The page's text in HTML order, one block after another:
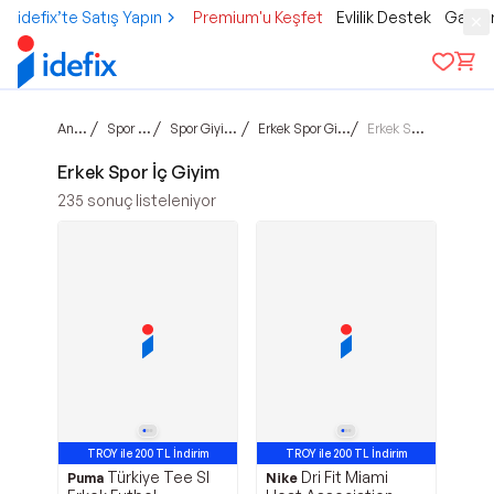
idefix’te Satış Yapın Premium'u Keşfet Evlilik Destek
Ana sayfa / Spor & Outdoor / Spor Giyim & Aksesuar / Erkek Spor Giyim & Aksesuar / Erkek Spor İç Giyim
Erkek Spor İç Giyim
235 sonuç listeleniyor
TROY ile 200 TL İndirim
Avantajlı Ürün
Puma Türkiye Tee Sl
TROY ile 200 TL İndirim
Avantajlı Ürün
Nike Dri Fit Miami